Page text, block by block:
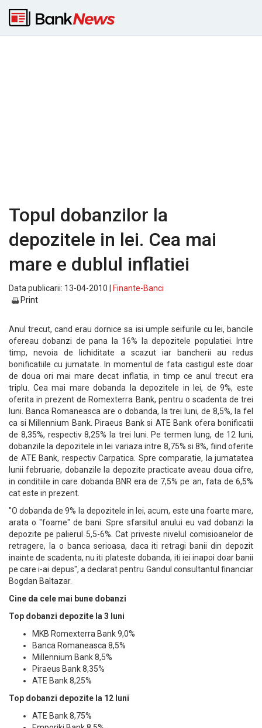
Topul dobanzilor la
depozitele in lei. Cea mai
mare e dublul inflatiei
Data publicarii: 13-04-2010 |
Finante-Banci
Print
Anul trecut, cand erau dornice sa isi umple seifurile cu lei, bancile
ofereau dobanzi de pana la 16% la depozitele populatiei. Intre
timp, nevoia de lichiditate a scazut iar bancherii au redus
bonificatiile cu jumatate. In momentul de fata castigul este doar
de doua ori mai mare decat inflatia, in timp ce anul trecut era
triplu. Cea mai mare dobanda la depozitele in lei, de 9%, este
oferita in prezent de Romexterra Bank, pentru o scadenta de trei
luni. Banca Romaneasca are o dobanda, la trei luni, de 8,5%, la fel
ca si Millennium Bank. Piraeus Bank si ATE Bank ofera bonificatii
de 8,35%, respectiv 8,25% la trei luni. Pe termen lung, de 12 luni,
dobanzile la depozitele in lei variaza intre 8,75% si 8%, fiind oferite
de ATE Bank, respectiv Carpatica. Spre comparatie, la jumatatea
lunii februarie, dobanzile la depozite practicate aveau doua cifre,
in conditiile in care dobanda BNR era de 7,5% pe an, fata de 6,5%
cat este in prezent.
"O dobanda de 9% la depozitele in lei, acum, este una foarte mare,
arata o "foame" de bani. Spre sfarsitul anului eu vad dobanzi la
depozite pe palierul 5,5-6%. Cat priveste nivelul comisioanelor de
retragere, la o banca serioasa, daca iti retragi banii din depozit
inainte de scadenta, nu iti plateste dobanda, iti iei inapoi doar banii
pe care i-ai depus", a declarat pentru Gandul consultantul financiar
Bogdan Baltazar.
Cine da cele mai bune dobanzi
Top dobanzi depozite la 3 luni
MKB Romexterra Bank 9,0%
Banca Romaneasca 8,5%
Millennium Bank 8,5%
Piraeus Bank 8,35%
ATE Bank 8,25%
Top dobanzi depozite la 12 luni
ATE Bank 8,75%